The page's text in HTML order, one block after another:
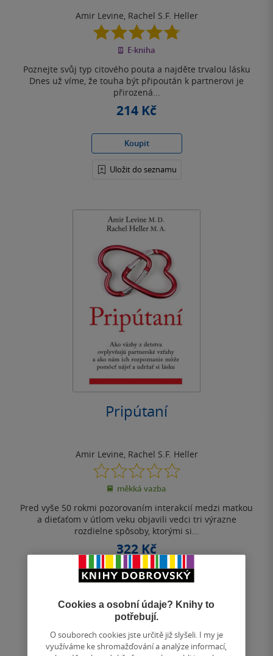
Amir Levine, Rachel S.F. Heller
4.8
z
5
E-kniha
Poznejte svůj typ citového pouta a najděte trvalou lásku
Dnes už víme, že touha být připoután k partnerovi je
přirozená...
214 Kč
Koupit
Uložit do seznamu
Pripútaní
Amir Levine, Rachel S.F. Heller
0.0
z
5
měkká vazba
Pred vyše 50 rokmi pozorovaním interakcií medzi matkou
a dieťaťom v útlom veku objavili vedci tri výrazne
rozdielne spôsoby, ktorými si...
322 Kč
Do košíku
Uložit do seznamu
Cookies a osobní údaje? Knihy to
potřebují.
O souborech cookies jste určitě již slyšeli. I my je
využíváme ke shromažďování a analýze informací,